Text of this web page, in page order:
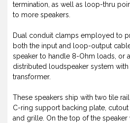
termination, as well as loop-thru
to more speakers.
Dual conduit clamps employed to
both the input and loop-output
speaker to handle 8-Ohm loads, or
distributed loudspeaker system
transformer.
These speakers ship with two tile
C-ring support backing plate,
and grille. On the top of the speaker